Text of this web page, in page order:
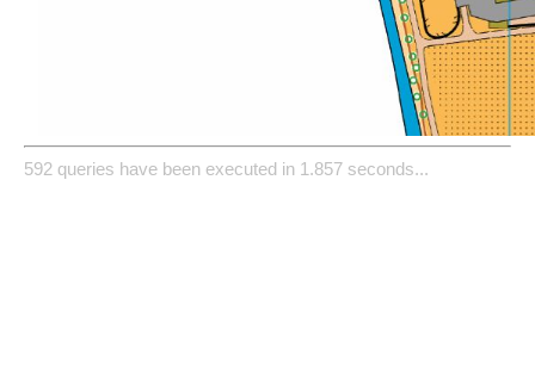
592 queries have been executed in 1.857 seconds...